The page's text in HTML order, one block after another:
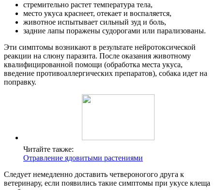
стремительно растет температура тела,
место укуса краснеет, отекает и воспаляется,
животное испытывает сильный зуд и боль,
задние лапы поражены судорогами или парализованы.
Эти симптомы возникают в результате нейротоксической
реакции на слюну паразита. После оказания животному
квалифицированной помощи (обработка места укуса,
введение противоаллергических препаратов), собака идет на
поправку.
Читайте также:
Отравление ядовитыми растениями
Следует немедленно доставить четвероногого друга к
ветеринару, если появились такие симптомы при укусе клеща